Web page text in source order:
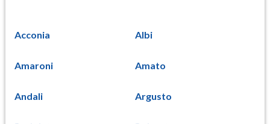
Acconia Albi
Amaroni Amato
Andali Argusto